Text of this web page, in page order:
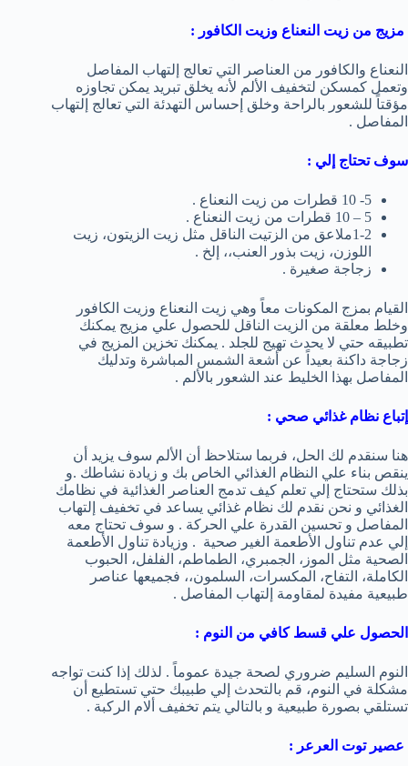
مزيج من زيت النعناع وزيت الكافور :
النعناع والكافور من العناصر التي تعالج إلتهاب المفاصل
وتعمل كمسكن لتخفيف الألم لأنه يخلق تبريد يمكن تجاوزه
مؤقتاً للشعور بالراحة وخلق إحساس التهدئة التي تعالج إلتهاب
المفاصل .
سوف تحتاج إلي :
5- 10 قطرات من زيت النعناع .
5 – 10 قطرات من زيت النعناع .
1-2ملاعق من الزتيت الناقل مثل زيت الزيتون، زيت
اللوزن، زيت بذور العنب،، إلخ .
زجاجة صغيرة .
القيام بمزج المكونات معاً وهي زيت النعناع وزيت الكافور
وخلط معلقة من الزيت الناقل للحصول علي مزيج يمكنك
تطبيقه حتي لا يحدث تهيج للجلد . يمكنك تخزين المزيج في
زجاجة داكنة بعيداً عن أشعة الشمس المباشرة وتدليك
المفاصل بهذا الخليط عند الشعور بالألم .
إتباع نظام غذائي صحي :
هنا سنقدم لك الحل، فربما ستلاحظ أن الألم سوف يزيد أن
ينقص بناء علي النظام الغذائي الخاص بك و زيادة نشاطك .و
بذلك ستحتاج إلي تعلم كيف تدمج العناصر الغذائية في نظامك
الغذائي و نحن نقدم لك نظام غذائي يساعد في تخفيف إلتهاب
المفاصل و تحسين القدرة علي الحركة . و سوف تحتاج معه
إلي عدم تناول الأطعمة الغير صحية . وزيادة تناول الأطعمة
الصحية مثل الموز، الجمبري، الطماطم، الفلفل، الحبوب
الكاملة، التفاح، المكسرات، السلمون،، فجميعها عناصر
طبيعية مفيدة لمقاومة إلتهاب المفاصل .
الحصول علي قسط كافي من النوم :
النوم السليم ضروري لصحة جيدة عموماً . لذلك إذا كنت تواجه
مشكلة في النوم، قم بالتحدث إلي طبيبك حتي تستطيع أن
تستلقي بصورة طبيعية و بالتالي يتم تخفيف ألام الركبة .
عصير توت العرعر :